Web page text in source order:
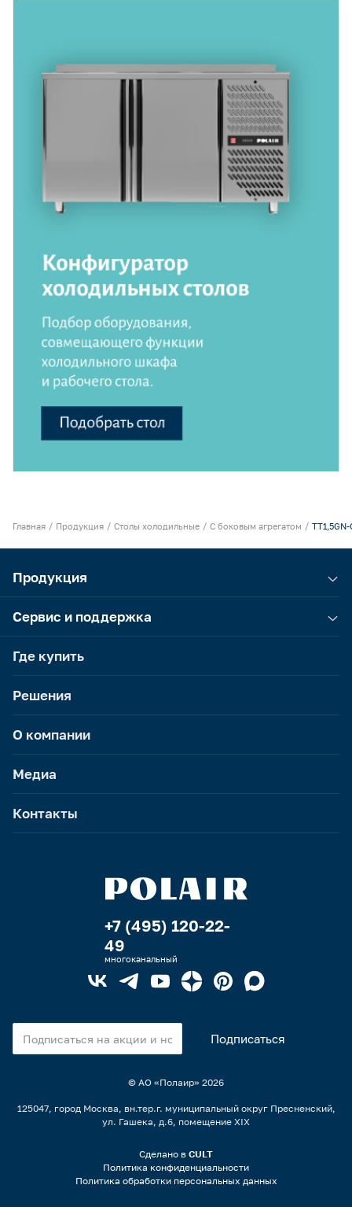
Главная Продукция Столы холодильные С боковым агрегатом TT1,5GN-
Продукция
Сервис и поддержка
Где купить
Решения
О компании
Медиа
Контакты
+7 (495) 120-22-
49
многоканальный
© АО «Полаир» 2026
125047, город Москва, вн.тер.г. муниципальный округ Пресненский,
ул. Гашека, д.6, помещение XIX
Сделано в CULT
Политика конфиденциальности
Политика обработки персональных данных